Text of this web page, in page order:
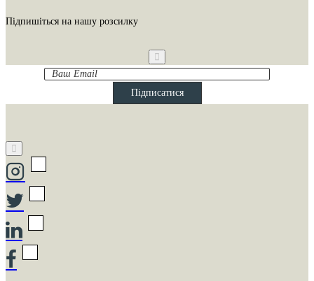
Підпишіться на нашу розсилку
Ваш
Email
Підписатися